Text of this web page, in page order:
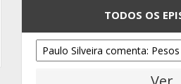
TODOS OS